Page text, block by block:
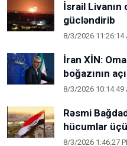
İsrail Livanın
gücləndirib
8/3/2026 11:26:14
İran XİN:
boğazının
8/3/2026 10:14:49
Rəsmi
hücumlar
8/3/2026 1:46:27